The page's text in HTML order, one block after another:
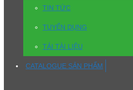
TIN TỨC
TUYỂN DỤNG
TẢI TÀI LIỆU
CATALOGUE SẢN PHẨM